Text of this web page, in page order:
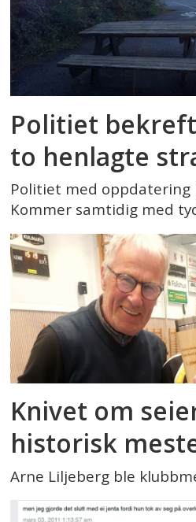
Politiet
to henlagte
Politiet med oppdatering
Kommer samtidig med
Knivet om
historisk
Arne Liljeberg ble